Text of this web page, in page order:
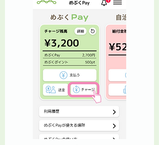
ら完了です。